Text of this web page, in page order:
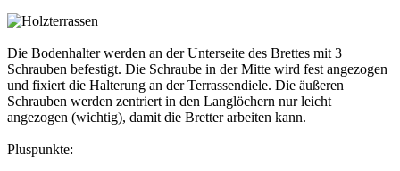
Die Bodenhalter werden an der Unterseite des Brettes mit 3
Schrauben befestigt. Die Schraube in der Mitte wird fest angezogen
und fixiert die Halterung an der Terrassendiele. Die äußeren
Schrauben werden zentriert in den Langlöchern nur leicht
angezogen (wichtig), damit die Bretter arbeiten kann.
Pluspunkte: